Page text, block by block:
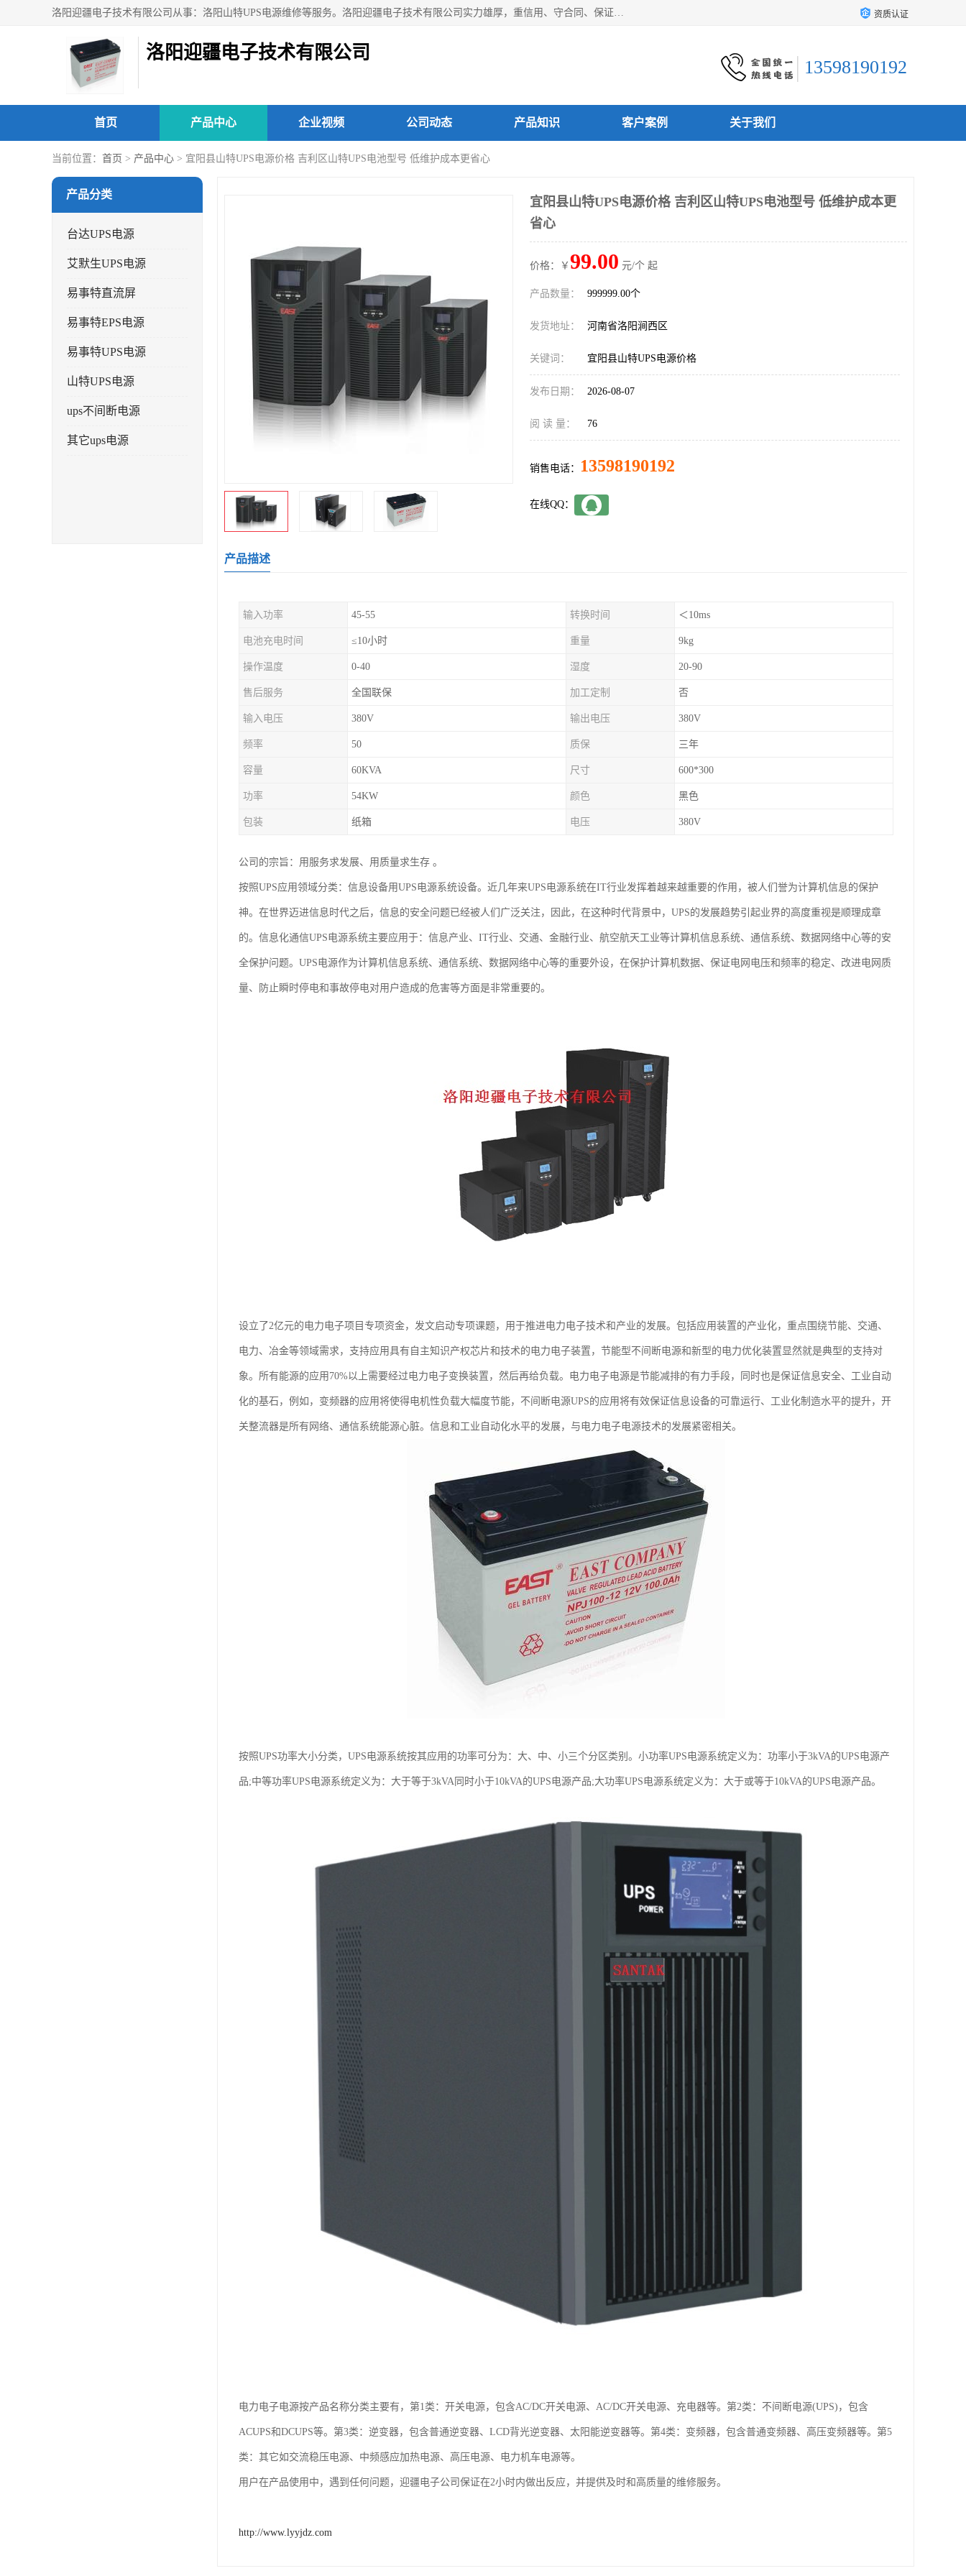
洛阳迎疆电子技术有限公司从事：洛阳山特UPS电源维修等服务。洛阳迎疆电子技术有限公司实力雄厚，重信用、守合同、保证产品质量，以多品种经营特色和薄利多销的原则，赢得了广大客户的信任。公司的宗旨——用服务求发展，用质量求生存！ 资质认证
洛阳迎疆电子技术有限公司
13598190192
首页 产品中心 企业视频 公司动态 产品知识 客户案例 关于我们
当前位置： 首页 > 产品中心 > 宜阳县山特UPS电源价格 吉利区山特UPS电池型号 低维护成本更省心
产品分类
台达UPS电源
艾默生UPS电源
易事特直流屏
易事特EPS电源
易事特UPS电源
山特UPS电源
ups不间断电源
其它ups电源
宜阳县山特UPS电源价格 吉利区山特UPS电池型号 低维护成本更
省心
价格：￥ 99.00 元/个 起
产品数量： 999999.00个
发货地址： 河南省洛阳涧西区
关键词： 宜阳县山特UPS电源价格
发布日期： 2026-08-07
阅 读 量： 76
销售电话： 13598190192
在线QQ：
产品描述
输入功率 45-55 转换时间 ＜10ms
电池充电时间 ≤10小时 重量 9kg
操作温度 0-40 湿度 20-90
售后服务 全国联保 加工定制 否
输入电压 380V 输出电压 380V
频率 50 质保 三年
容量 60KVA 尺寸 600*300
功率 54KW 颜色 黑色
包装 纸箱 电压 380V
公司的宗旨：用服务求发展、用质量求生存 。
按照UPS应用领域分类：信息设备用UPS电源系统设备。近几年来UPS电源系统在IT行业发挥着越来越重要的作用，被人们誉为计算机信息的保护
神。在世界迈进信息时代之后，信息的安全问题已经被人们广泛关注，因此，在这种时代背景中，UPS的发展趋势引起业界的高度重视是顺理成章
的。信息化通信UPS电源系统主要应用于：信息产业、IT行业、交通、金融行业、航空航天工业等计算机信息系统、通信系统、数据网络中心等的安
全保护问题。UPS电源作为计算机信息系统、通信系统、数据网络中心等的重要外设，在保护计算机数据、保证电网电压和频率的稳定、改进电网质
量、防止瞬时停电和事故停电对用户造成的危害等方面是非常重要的。
设立了2亿元的电力电子项目专项资金，发文启动专项课题，用于推进电力电子技术和产业的发展。包括应用装置的产业化，重点围绕节能、交通、
电力、冶金等领域需求，支持应用具有自主知识产权芯片和技术的电力电子装置，节能型不间断电源和新型的电力优化装置显然就是典型的支持对
象。所有能源的应用70%以上需要经过电力电子变换装置，然后再给负载。电力电子电源是节能减排的有力手段，同时也是保证信息安全、工业自动
化的基石，例如，变频器的应用将使得电机性负载大幅度节能，不间断电源UPS的应用将有效保证信息设备的可靠运行、工业化制造水平的提升，开
关整流器是所有网络、通信系统能源心脏。信息和工业自动化水平的发展，与电力电子电源技术的发展紧密相关。
按照UPS功率大小分类，UPS电源系统按其应用的功率可分为：大、中、小三个分区类别。小功率UPS电源系统定义为：功率小于3kVA的UPS电源产
品;中等功率UPS电源系统定义为：大于等于3kVA同时小于10kVA的UPS电源产品;大功率UPS电源系统定义为：大于或等于10kVA的UPS电源产品。
电力电子电源按产品名称分类主要有，第1类：开关电源，包含AC/DC开关电源、AC/DC开关电源、充电器等。第2类：不间断电源(UPS)，包含
ACUPS和DCUPS等。第3类：逆变器，包含普通逆变器、LCD背光逆变器、太阳能逆变器等。第4类：变频器，包含普通变频器、高压变频器等。第5
类：其它如交流稳压电源、中频感应加热电源、高压电源、电力机车电源等。
用户在产品使用中，遇到任何问题，迎疆电子公司保证在2小时内做出反应，并提供及时和高质量的维修服务。
http://www.lyyjdz.com